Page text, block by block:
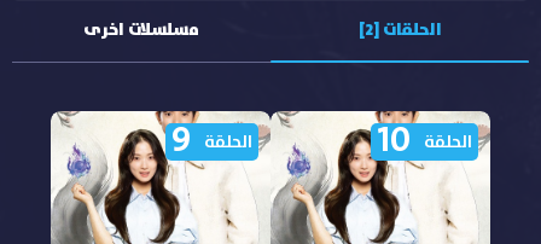
الحلقات [2] مسلسلات اخرى
الحلقة 10 الحلقة 9